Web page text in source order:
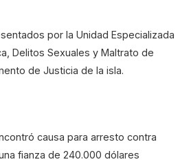
por la Unidad Especializada
Delitos Sexuales y Maltrato de
de Justicia de la isla.
causa para arresto contra
fianza de 240.000 dólares